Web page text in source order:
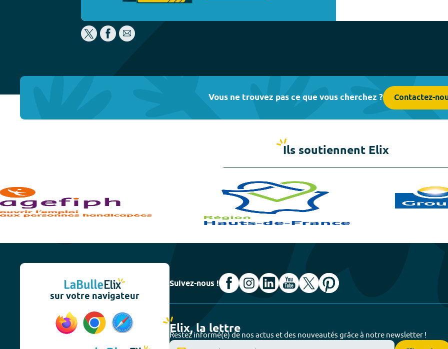
Vous ne trouvez pas ce que vous cherchez ? Contactez-
Ils soutiennent Elix
sur votre navigateur
Suivez-nous !
Elix, la lettre
Restez informé(e) de nos actus et des nouveautés grâce à notre newsletter !